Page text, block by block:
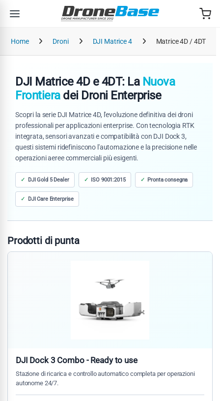
Home Droni DJI Matrice 4 Matrice 4D / 4DT
DJI Matrice 4D e 4DT: La Nuova
Frontieradei Droni Enterprise
Scopri la serie DJI Matrice 4D, l'evoluzione definitiva dei droni
professionali per applicazioni enterprise. Con tecnologia RTK
integrata, sensori avanzati e compatibilità con DJI Dock 3,
questi sistemi ridefiniscono l'automazione e la precisione nelle
operazioni aeree commerciali più esigenti.
DJI Gold 5 Dealer ISO 9001:2015 Pronta consegna
DJI Care Enterprise
Prodotti di punta
DJI Dock 3 Combo - Ready to use
Stazione di ricarica e controllo automatico completa per operazioni
autonome 24/7.